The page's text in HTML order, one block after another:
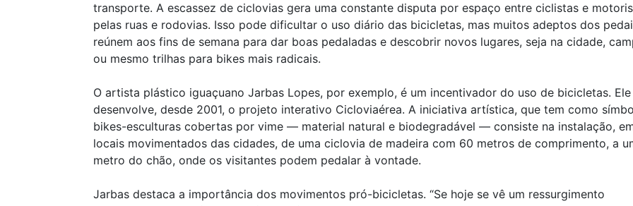
transporte. A escassez de ciclovias gera uma constante disputa por espaço entre ciclistas e
pelas ruas e rodovias. Isso pode dificultar o uso diário das bicicletas, mas muitos adeptos dos
reúnem aos fins de semana para dar boas pedaladas e descobrir novos lugares, seja na cidade,
ou mesmo trilhas para bikes mais radicais.
O artista plástico iguaçuano Jarbas Lopes, por exemplo, é um incentivador do uso de bicicletas. Ele
desenvolve, desde 2001, o projeto interativo Cicloviaérea. A iniciativa artística, que tem como
bikes-esculturas cobertas por vime — material natural e biodegradável — consiste na instalação,
locais movimentados das cidades, de uma ciclovia de madeira com 60 metros de comprimento, a
metro do chão, onde os visitantes podem pedalar à vontade.
Jarbas destaca a importância dos movimentos pró-bicicletas. “Se hoje se vê um ressurgimento